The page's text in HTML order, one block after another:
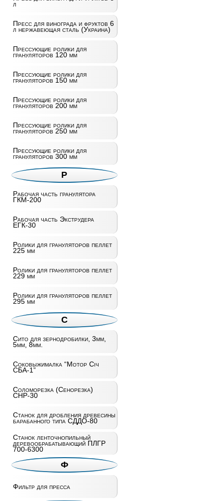
л
Пресс для винограда и фруктов 6
л нержавеющая сталь (Украина)
Прессующие ролики для
грануляторов 120 мм
Прессующие ролики для
грануляторов 150 мм
Прессующие ролики для
грануляторов 200 мм
Прессующие ролики для
грануляторов 250 мм
Прессующие ролики для
грануляторов 300 мм
Р
Рабочая часть гранулятора
ГКМ-200
Рабочая часть Экструдера
ЕГК-30
Ролики для грануляторов пеллет
225 мм
Ролики для грануляторов пеллет
229 мм
Ролики для грануляторов пеллет
295 мм
С
Сито для зернодробилки, 3мм,
5мм, 8мм.
Соковыжималка “Мотор Січ
СБА-1”
Соломорезка (Сенорезка)
СНР-30
Станок для дробления древесины
барабанного типа СДДО-80
Станок ленточнопильный
деревообрабатывающий ПЛГР
700-6300
Ф
Фильтр для пресса